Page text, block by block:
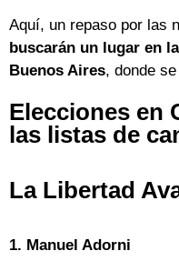
Aquí, un repaso por las
buscarán un lugar en
Buenos Aires, donde
Elecciones en
las listas de
La Libertad
1. Manuel Adorni